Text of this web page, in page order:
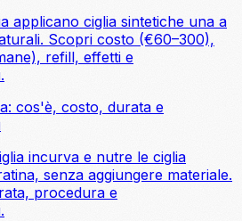
applicano ciglia sintetiche una a
Scopri costo (€60–300),
refill, effetti e
cos'è, costo, durata e
incurva e nutre le ciglia
senza aggiungere materiale.
procedura e